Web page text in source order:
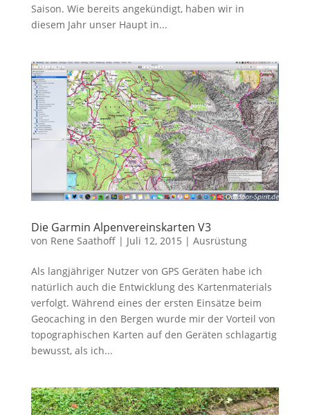
Saison. Wie bereits angekündigt, haben wir in
diesem Jahr unser Haupt in...
Die Garmin Alpenvereinskarten V3
von Rene Saathoff| Juli 12, 2015 | Ausrüstung
Als langjähriger Nutzer von GPS Geräten habe ich
natürlich auch die Entwicklung des Kartenmaterials
verfolgt. Während eines der ersten Einsätze beim
Geocaching in den Bergen wurde mir der Vorteil von
topographischen Karten auf den Geräten schlagartig
bewusst, als ich...